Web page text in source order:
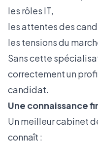
les rôles IT,
les attentes des
les tensions du
Sans cette
correctement un
candidat.
Une connaissance
Un meilleur cabinet
connaît :